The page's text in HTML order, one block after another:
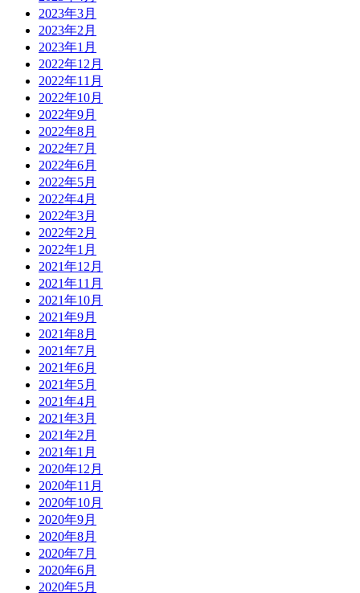
2023年3月
2023年2月
2023年1月
2022年12月
2022年11月
2022年10月
2022年9月
2022年8月
2022年7月
2022年6月
2022年5月
2022年4月
2022年3月
2022年2月
2022年1月
2021年12月
2021年11月
2021年10月
2021年9月
2021年8月
2021年7月
2021年6月
2021年5月
2021年4月
2021年3月
2021年2月
2021年1月
2020年12月
2020年11月
2020年10月
2020年9月
2020年8月
2020年7月
2020年6月
2020年5月